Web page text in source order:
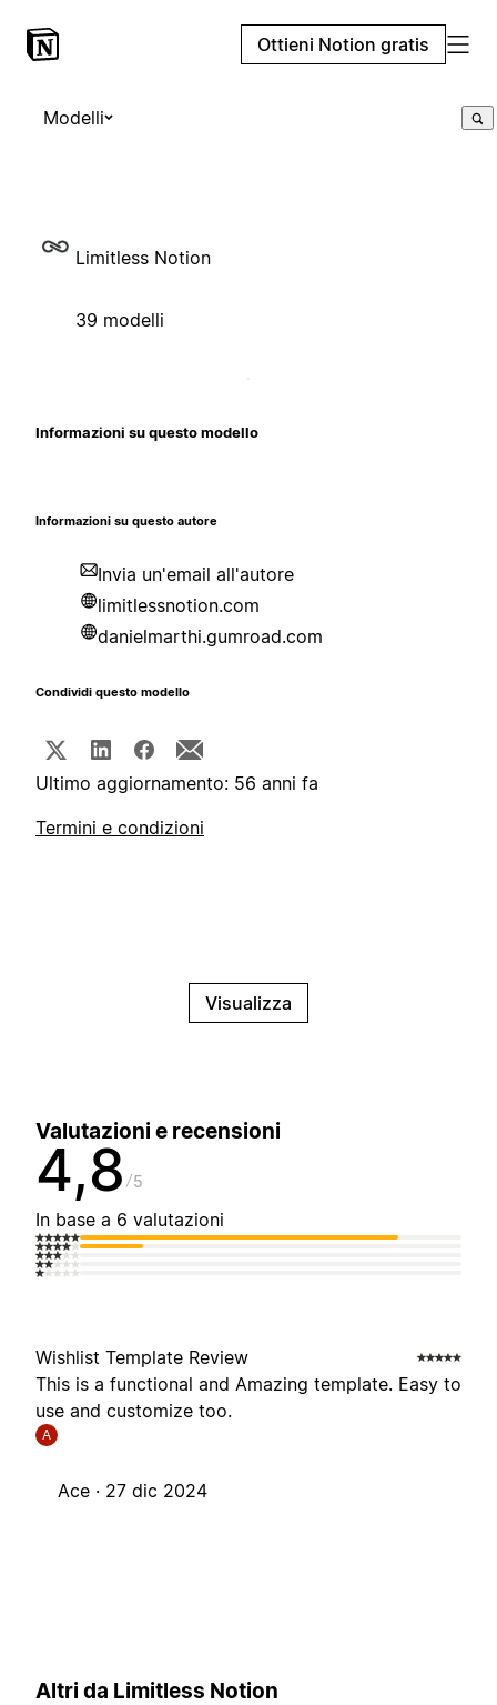
Ottieni Notion gratis
Modelli
Limitless Notion
39 modelli
Informazioni su questo modello
Informazioni su questo autore
Invia un'email all'autore
limitlessnotion.com
danielmarthi.gumroad.com
Condividi questo modello
Ultimo aggiornamento: 56 anni fa
Termini e condizioni
Visualizza
Valutazioni e recensioni
4,8 5
In base a 6 valutazioni
Wishlist Template Review
This is a functional and Amazing template. Easy to
use and customize too.
A
Ace · 27 dic 2024
Altri da Limitless Notion